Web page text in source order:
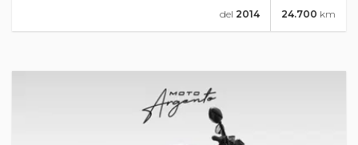
24.700 km
del 2014